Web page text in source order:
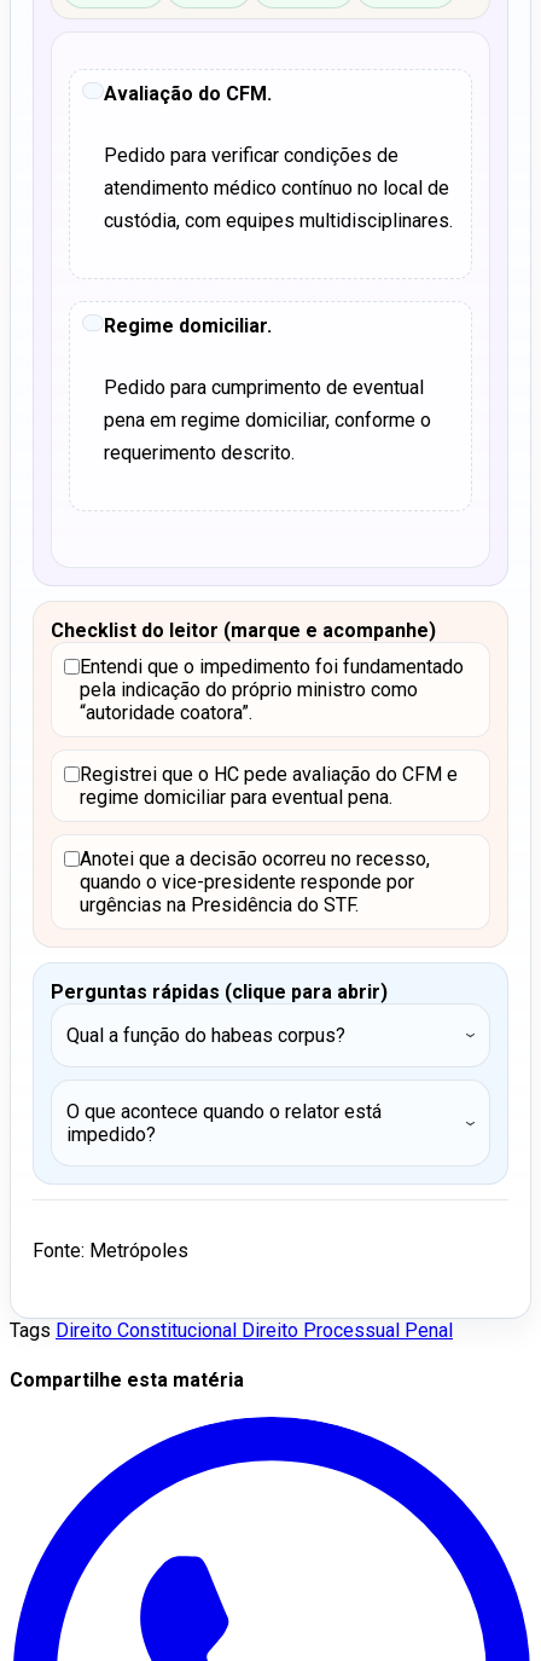
Avaliação do CFM.
Pedido para verificar condições de
atendimento médico contínuo no local de
custódia, com equipes multidisciplinares.
Regime domiciliar.
Pedido para cumprimento de eventual
pena em regime domiciliar, conforme o
requerimento descrito.
Checklist do leitor (marque e acompanhe)
Entendi que o impedimento foi fundamentado
pela indicação do próprio ministro como
“autoridade coatora”.
Registrei que o HC pede avaliação do CFM e
regime domiciliar para eventual pena.
Anotei que a decisão ocorreu no recesso,
quando o vice-presidente responde por
urgências na Presidência do STF.
Perguntas rápidas (clique para abrir)
Qual a função do habeas corpus?
›
O que acontece quando o relator está
impedido?
›
Fonte: Metrópoles
Tags Direito Constitucional Direito Processual Penal
Compartilhe esta matéria